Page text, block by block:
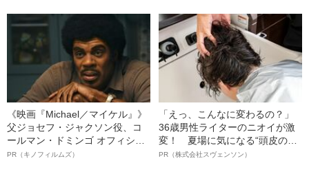
《映画『Michael／マイケル』》
父ジョセフ・ジャクソン役、コ
ールマン・ドミンゴ オフィシャ
ルインタビュー“観客を魅了した
PR（キノフィルムズ）
「えっ、こんなに変わるの？」
36歳男性ライターのニオイが激
変！ 夏場に気になる“頭皮のニ
オイ”や“ベタつき”を解消す
PR（株式会社スヴェンソン）